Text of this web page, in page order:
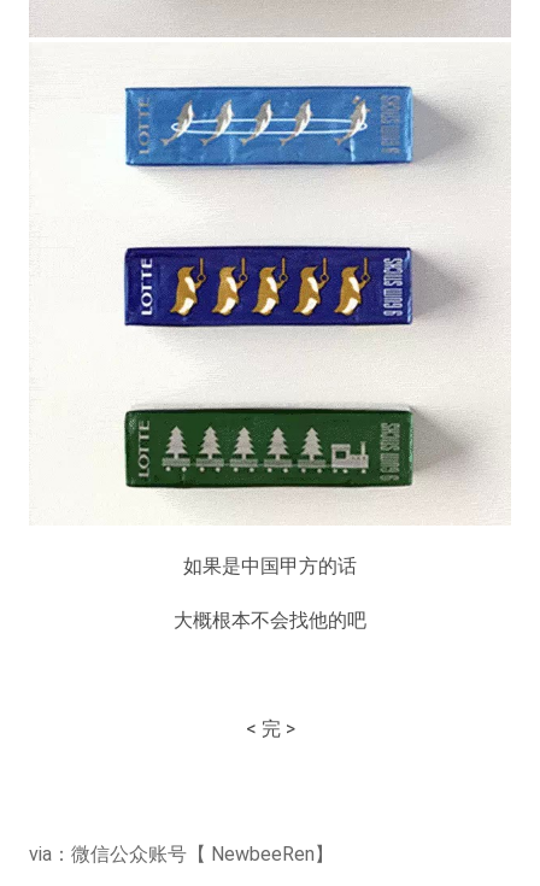
如果是中国甲方的话
大概根本不会找他的吧
< 完 >
via：微信公众账号【 NewbeeRen】